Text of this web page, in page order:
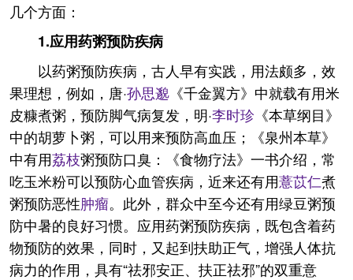
几个方面：
1.应用药粥预防疾病
以药粥预防疾病，古人早有实践，用法颇多，效
果理想，例如，唐·孙思邈 《千金翼方》中就载有用米
皮糠煮粥，预防脚气病复发，明·李时珍 《本草纲目》
中的胡萝卜粥，可以用来预防高血压；《泉州本草》
中有用荔枝粥预防口臭：《食物疗法》一书介绍，常
吃玉米粉可以预防心血管疾病，近来还有用薏苡仁煮
粥预防恶性肿瘤。此外，群众中至今还有用绿豆粥预
防中暑的良好习惯。应用药粥预防疾病，既包含着药
物预防的效果，同时，又起到扶助正气，增强人体抗
病力的作用，具有“祛邪安正、扶正祛邪”的双重意